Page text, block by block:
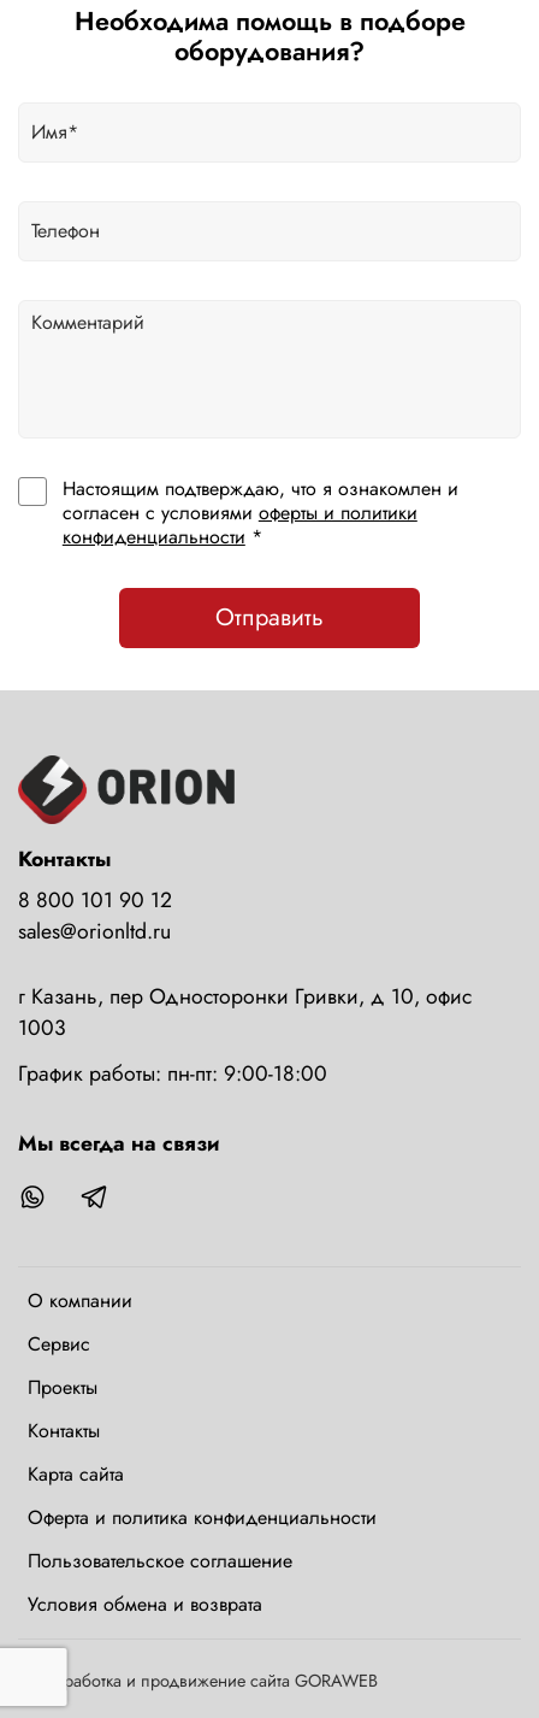
Необходима помощь в подборе
оборудования?
Настоящим подтверждаю, что я ознакомлен и
согласен с условиями оферты и политики
конфиденциальности *
Отправить
О компании
Сервис
Проекты
Контакты
Карта сайта
Оферта и политика конфиденциальности
Пользовательское соглашение
Условия обмена и возврата
Контакты
8 800 101 90 12
sales@orionltd.ru
г Казань, пер Односторонки Гривки, д 10, офис
1003
График работы: пн-пт: 9:00-18:00
Мы всегда на связи
Разработка и продвижение сайта GORAWEB